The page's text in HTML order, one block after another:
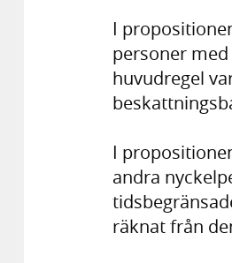
I
personer
huvudregel
I
andra
räknat från